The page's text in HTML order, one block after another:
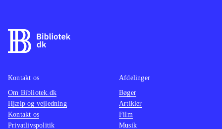
Kontakt os
Om Bibliotek.dk
Hjælp og vejledning
Kontakt os
Privatlivspolitik
Afdelinger
Bøger
Artikler
Film
Musik